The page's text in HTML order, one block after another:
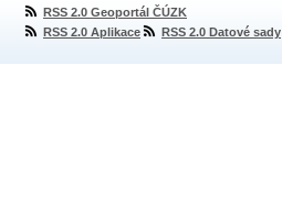
RSS 2.0 Geoportál ČÚZK
RSS 2.0 Aplikace
RSS 2.0 Datové sady